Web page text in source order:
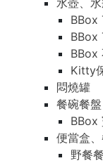
水壺、
BBox
BBox
BBox
Kitty
悶燒罐
餐碗餐盤
BBox
便當盒
野餐